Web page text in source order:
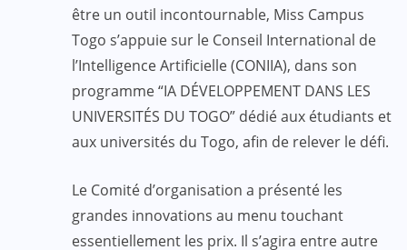
être un outil incontournable, Miss Campus
Togo s’appuie sur le Conseil International de
l’Intelligence Artificielle (CONIIA), dans son
programme “IA DÉVELOPPEMENT DANS LES
UNIVERSITÉS DU TOGO” dédié aux étudiants et
aux universités du Togo, afin de relever le défi.
Le Comité d’organisation a présenté les
grandes innovations au menu touchant
essentiellement les prix. Il s’agira entre autre